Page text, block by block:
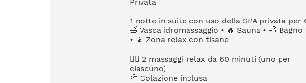
Privata
1 notte in suite con uso della SPA privata per
🛁 Vasca idromassaggio • 🔥 Sauna • 💨
• 🧘 Zona relax con tisane
💆‍♀️ 2 massaggi relax da 60 minuti (uno per
ciascuno)
🥐 Colazione inclusa